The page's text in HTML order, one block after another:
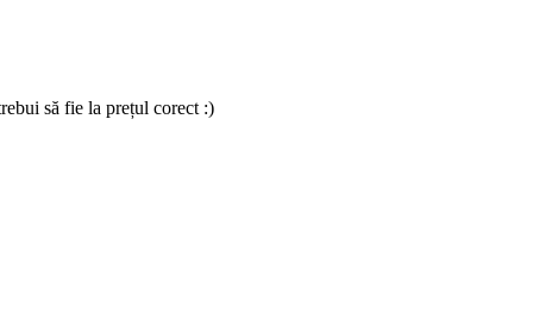
să fie la prețul corect :)